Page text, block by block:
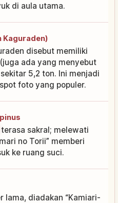
di aula utama.
Kaguraden)
disebut memiliki
ada yang menyebut
5,2 ton. Ini menjadi
foto yang populer.
sakral; melewati
no Torii” memberi
ke ruang suci.
lama, diadakan “Kamiari-